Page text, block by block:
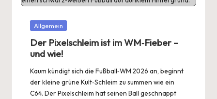
Posted
Allgemein
Der Pixelschleim ist im WM‑Fieber –
und wie!
Kaum kündigt sich die Fußball‑WM 2026 an, beginnt
der kleine grüne Kult‑Schleim zu summen wie ein
C64. Der Pixelschleim hat seinen Ball geschnappt